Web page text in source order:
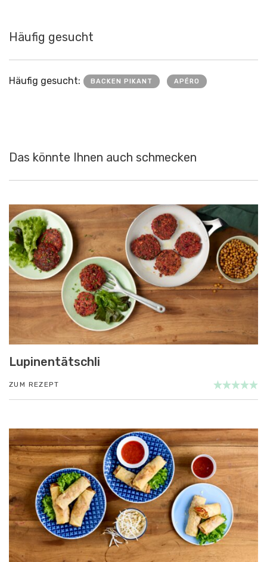
Häufig gesucht
Häufig gesucht: BACKEN PIKANT APÉRO
Das könnte Ihnen auch schmecken
Lupinentätschli
ZUM REZEPT